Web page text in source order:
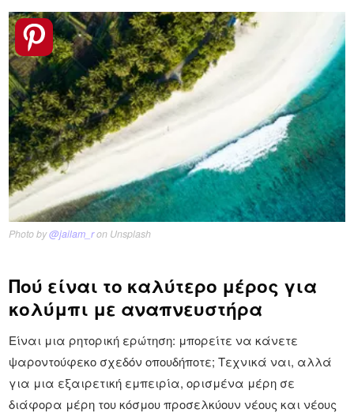
Photo by@jailam_ron Unsplash
Πού είναι το καλύτερο μέρος για
κολύμπι με αναπνευστήρα
Είναι μια ρητορική ερώτηση: μπορείτε να κάνετε
ψαροντούφεκο σχεδόν οπουδήποτε; Τεχνικά ναι, αλλά
για μια εξαιρετική εμπειρία, ορισμένα μέρη σε
διάφορα μέρη του κόσμου προσελκύουν νέους και νέους